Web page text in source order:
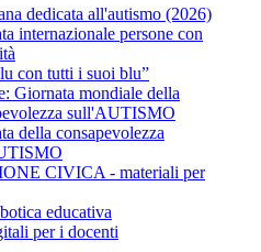
dedicata all'autismo (2026)
internazionale persone con
con tutti i suoi blu”
Giornata mondiale della
sull'AUTISMO
della consapevolezza
CIVICA - materiali per
educativa
per i docenti